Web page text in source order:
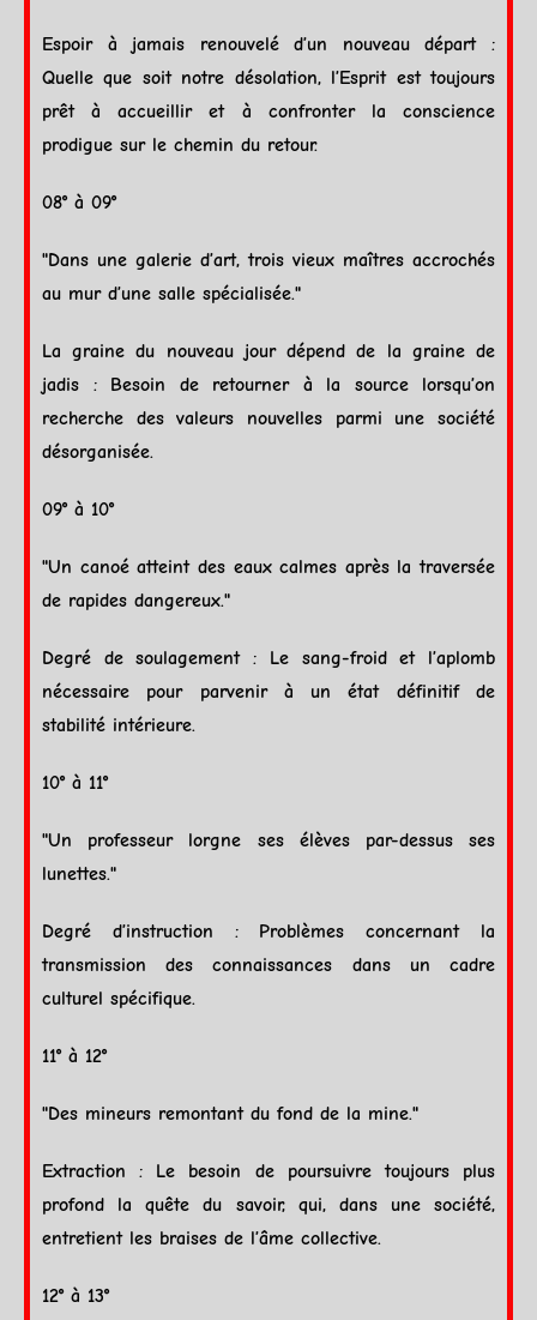
Espoir à jamais renouvelé d’un nouveau départ :
Quelle que soit notre désolation, l’Esprit est toujours
prêt à accueillir et à confronter la conscience
prodigue sur le chemin du retour.
08° à 09°
"Dans une galerie d’art, trois vieux maîtres accrochés
au mur d’une salle spécialisée."
La graine du nouveau jour dépend de la graine de
jadis : Besoin de retourner à la source lorsqu’on
recherche des valeurs nouvelles parmi une société
désorganisée.
09° à 10°
"Un canoé atteint des eaux calmes après la traversée
de rapides dangereux."
Degré de soulagement : Le sang-froid et l’aplomb
nécessaire pour parvenir à un état définitif de
stabilité intérieure.
10° à 11°
"Un professeur lorgne ses élèves par-dessus ses
lunettes."
Degré d’instruction : Problèmes concernant la
transmission des connaissances dans un cadre
culturel spécifique.
11° à 12°
"Des mineurs remontant du fond de la mine."
Extraction : Le besoin de poursuivre toujours plus
profond la quête du savoir, qui, dans une société,
entretient les braises de l’âme collective.
12° à 13°